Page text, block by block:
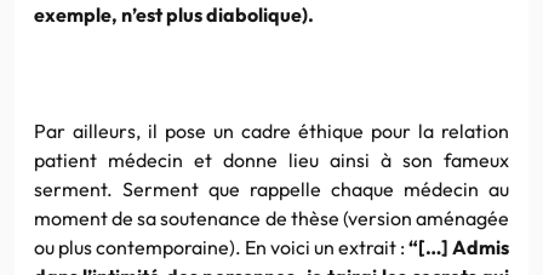
exemple, n’est plus diabolique).
Par ailleurs, il pose un cadre éthique pour la relation
patient médecin et donne lieu ainsi à son fameux
serment. Serment que rappelle chaque médecin au
moment de sa soutenance de thèse (version aménagée
ou plus contemporaine). En voici un extrait :“[…] Admis